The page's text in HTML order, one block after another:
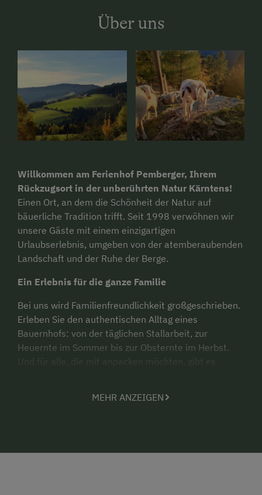
Über uns
Willkommen am Ferienhof Pemberger, Ihrem
Rückzugsort in der unberührten Natur Kärntens!
Einen Ort, an dem die Schönheit der Natur auf
bäuerliche Tradition trifft. Seit 1998 verwöhnen wir
unsere Gäste mit einem einzigartigen
Urlaubserlebnis, umgeben von der atemberaubenden
Landschaft und der Ruhe der Berge.
Ein Erlebnis für die ganze Familie
Bei uns wird Familienfreundlichkeit großgeschrieben.
Erleben Sie den authentischen Alltag eines
Bauernhofs: von der täglichen Stallarbeit, zur
Heuernte im Sommer bis zur Obsternte im Herbst.
Und für alle, die mit anpacken möchten, gibt es
Abenteuer für die Kleinen
Natur und den Bauernhof hautnah zu erleben. Ob
MEHR ANZEIGEN